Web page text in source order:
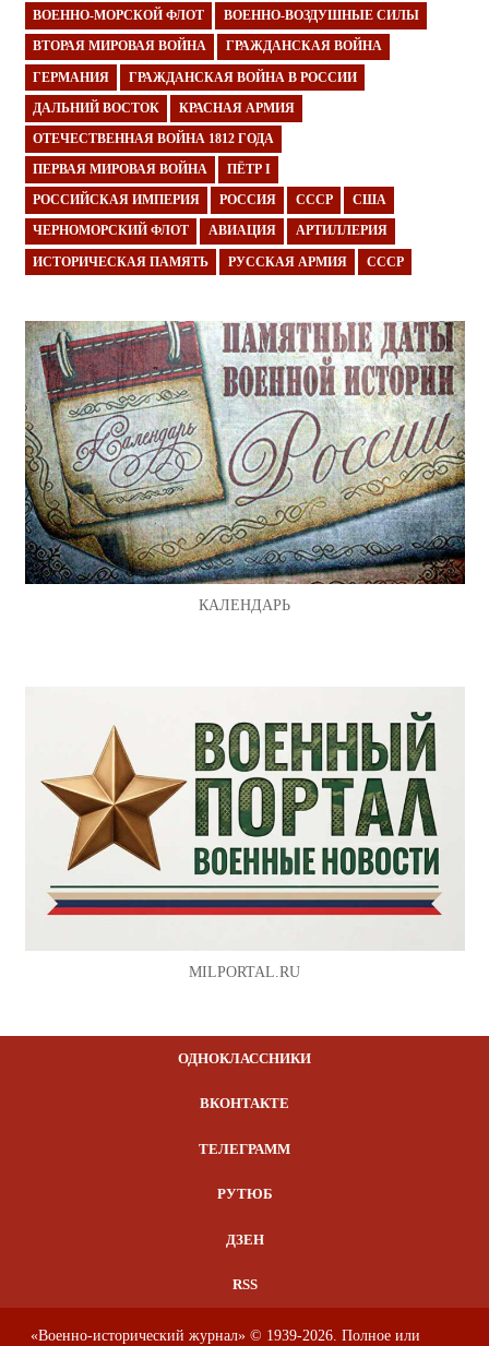
ВОЕННО-МОРСКОЙ ФЛОТ ВОЕННО-ВОЗДУШНЫЕ СИЛЫ
ВТОРАЯ МИРОВАЯ ВОЙНА ГРАЖДАНСКАЯ ВОЙНА
ГЕРМАНИЯ ГРАЖДАНСКАЯ ВОЙНА В РОССИИ
ДАЛЬНИЙ ВОСТОК КРАСНАЯ АРМИЯ
ОТЕЧЕСТВЕННАЯ ВОЙНА 1812 ГОДА
ПЕРВАЯ МИРОВАЯ ВОЙНА ПЁТР I
РОССИЙСКАЯ ИМПЕРИЯ РОССИЯ СССР США
ЧЕРНОМОРСКИЙ ФЛОТ АВИАЦИЯ АРТИЛЛЕРИЯ
ИСТОРИЧЕСКАЯ ПАМЯТЬ РУССКАЯ АРМИЯ СССР
КАЛЕНДАРЬ
MILPORTAL.RU
ОДНОКЛАССНИКИ
ВКОНТАКТЕ
ТЕЛЕГРАММ
РУТЮБ
ДЗЕН
RSS
«Военно-исторический журнал» © 1939-2026. Полное или